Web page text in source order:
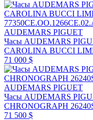
AUDEMARS PIGUET
Часы AUDEMARS
CAROLINA BUCCI
77350CE.OO.1266CE.02.A
71 000 $
AUDEMARS PIGUET
Часы AUDEMARS
CHRONOGRAPH
71 500 $